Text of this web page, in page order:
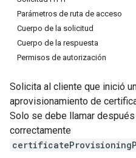
Parámetros de ruta de acceso
Cuerpo de la solicitud
Cuerpo de la respuesta
Permisos de autorización
Solicita al cliente que inició
aprovisionamiento de
Solo se debe llamar
correctamente